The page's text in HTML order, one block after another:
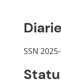
SSN